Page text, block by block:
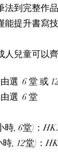
法到完整作
能提升書寫
人兒童可以
選 6 堂 或
選 6 堂
時, 6堂)：
, 12堂)：